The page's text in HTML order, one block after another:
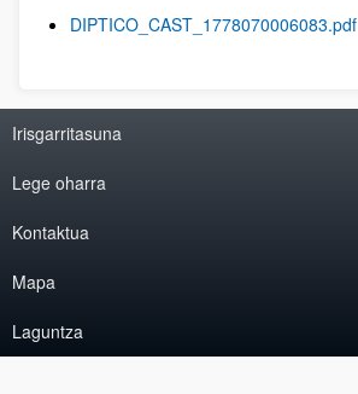
DIPTICO_CAST_1778070006083.pdf
Irisgarritasuna
Lege oharra
Kontaktua
Mapa
Laguntza